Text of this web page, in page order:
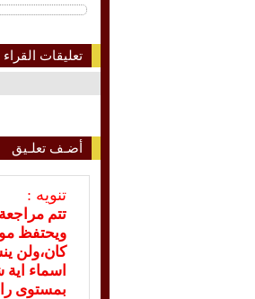
تعليقات القراء
أضـف تعلـيق
تنويه :
تتم
ويحتفظ
كان،ولن
اسماء اية
بمستوى